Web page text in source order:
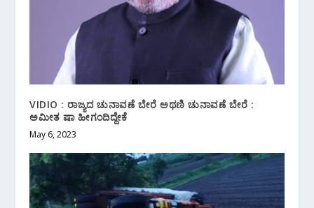
VIDIO : ರಾಜ್ಯದ ಚುನಾವಣೆ ಬೇರೆ ಅಥಣಿ ಚುನಾವಣೆ ಬೇರೆ :
ಅಮೀತ ಷಾ ಹೀಗಂದಿದ್ದೇಕೆ
May 6, 2023